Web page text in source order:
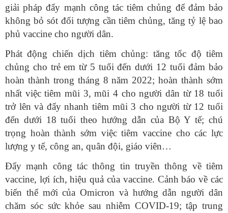
giải pháp đẩy mạnh công tác tiêm chủng để đảm bảo
không bỏ sót đối tượng cần tiêm chủng, tăng tỷ lệ bao
phủ vaccine cho người dân.
Phát động chiến dịch tiêm chủng: tăng tốc độ tiêm
chủng cho trẻ em từ 5 tuổi đến dưới 12 tuổi đảm bảo
hoàn thành trong tháng 8 năm 2022; hoàn thành sớm
nhất việc tiêm mũi 3, mũi 4 cho người dân từ 18 tuổi
trở lên và đẩy nhanh tiêm mũi 3 cho người từ 12 tuổi
đến dưới 18 tuổi theo hướng dẫn của Bộ Y tế; chú
trọng hoàn thành sớm việc tiêm vaccine cho các lực
lượng y tế, công an, quân đội, giáo viên…
Đẩy mạnh công tác thông tin truyền thông về tiêm
vaccine, lợi ích, hiệu quả của vaccine. Cảnh báo về các
biến thể mới của Omicron và hướng dẫn người dân
chăm sóc sức khỏe sau nhiễm COVID-19; tập trung